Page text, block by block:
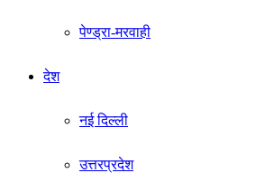
पेण्ड्रा-मरवाही
देश
नई दिल्ली
उत्तरप्रदेश